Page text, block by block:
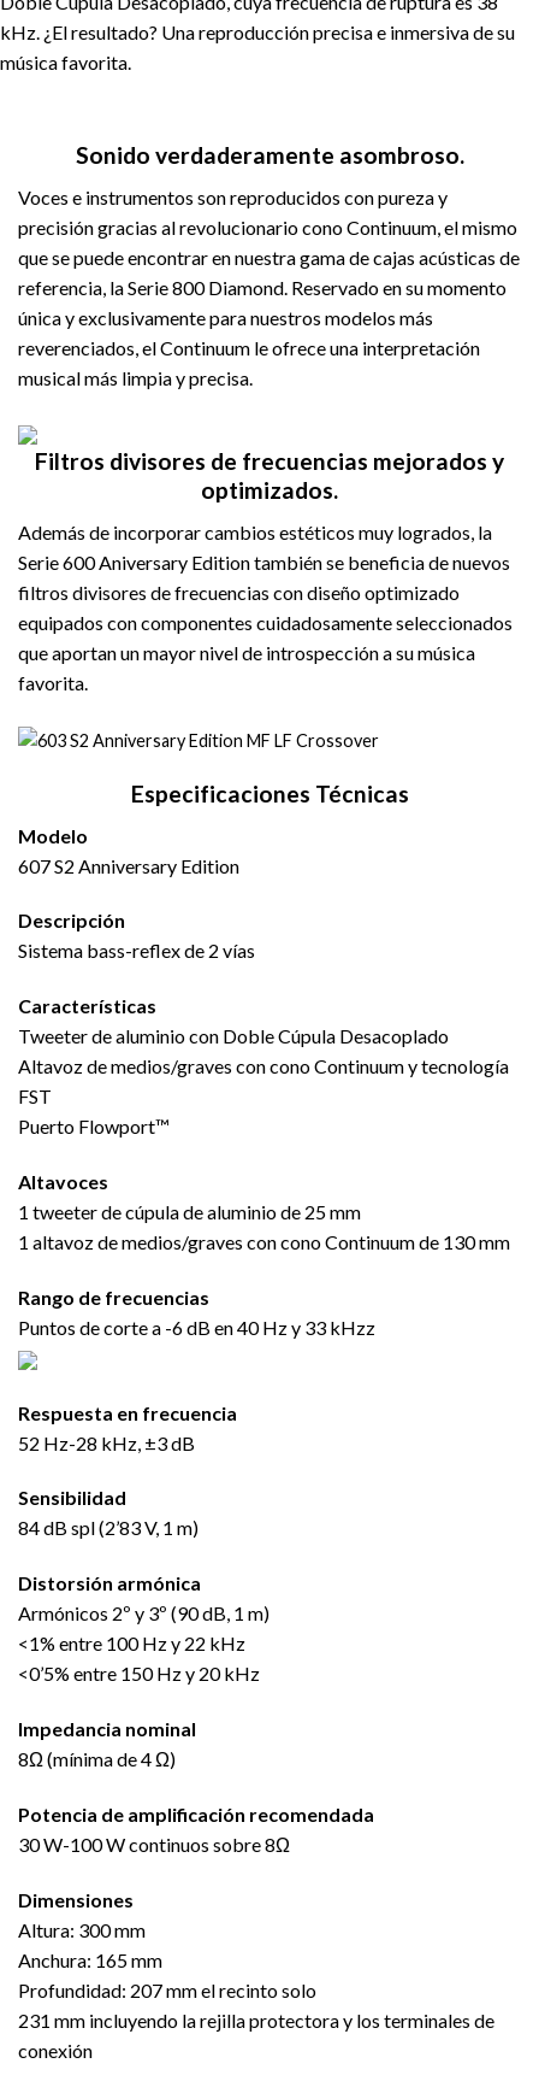
kHz. ¿El resultado? Una reproducción precisa e inmersiva de su
música favorita.
Sonido verdaderamente asombroso.
Voces e instrumentos son reproducidos con pureza y
precisión gracias al revolucionario cono Continuum, el mismo
que se puede encontrar en nuestra gama de cajas acústicas de
referencia, la Serie 800 Diamond. Reservado en su momento
única y exclusivamente para nuestros modelos más
reverenciados, el Continuum le ofrece una interpretación
musical más limpia y precisa.
Filtros divisores de frecuencias mejorados y
optimizados.
Además de incorporar cambios estéticos muy logrados, la
Serie 600 Aniversary Edition también se beneficia de nuevos
filtros divisores de frecuencias con diseño optimizado
equipados con componentes cuidadosamente seleccionados
que aportan un mayor nivel de introspección a su música
favorita.
Especificaciones Técnicas
Modelo
607 S2 Anniversary Edition
Descripción
Sistema bass-reflex de 2 vías
Características
Tweeter de aluminio con Doble Cúpula Desacoplado
Altavoz de medios/graves con cono Continuum y tecnología
FST
Puerto Flowport™
Altavoces
1 tweeter de cúpula de aluminio de 25 mm
1 altavoz de medios/graves con cono Continuum de 130 mm
Rango de frecuencias
Puntos de corte a -6 dB en 40 Hz y 33 kHzz
Respuesta en frecuencia
52 Hz-28 kHz, ±3 dB
Sensibilidad
84 dB spl (2’83 V, 1 m)
Distorsión armónica
Armónicos 2º y 3º (90 dB, 1 m)
<1% entre 100 Hz y 22 kHz
<0’5% entre 150 Hz y 20 kHz
Impedancia nominal
8Ω (mínima de 4 Ω)
Potencia de amplificación recomendada
30 W-100 W continuos sobre 8Ω
Dimensiones
Altura: 300 mm
Anchura: 165 mm
Profundidad: 207 mm el recinto solo
231 mm incluyendo la rejilla protectora y los terminales de
conexión